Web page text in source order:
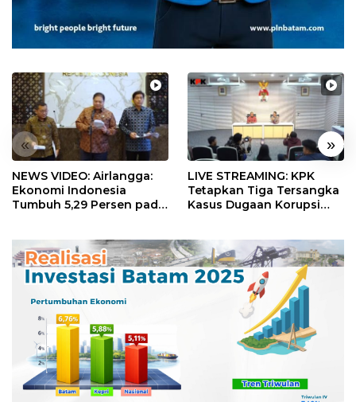
« »
NEWS VIDEO: Airlangga:
Ekonomi Indonesia
Tumbuh 5,29 Persen pada
LIVE STREAMING: KPK
Tetapkan Tiga Tersangka
Kasus Dugaan Korupsi